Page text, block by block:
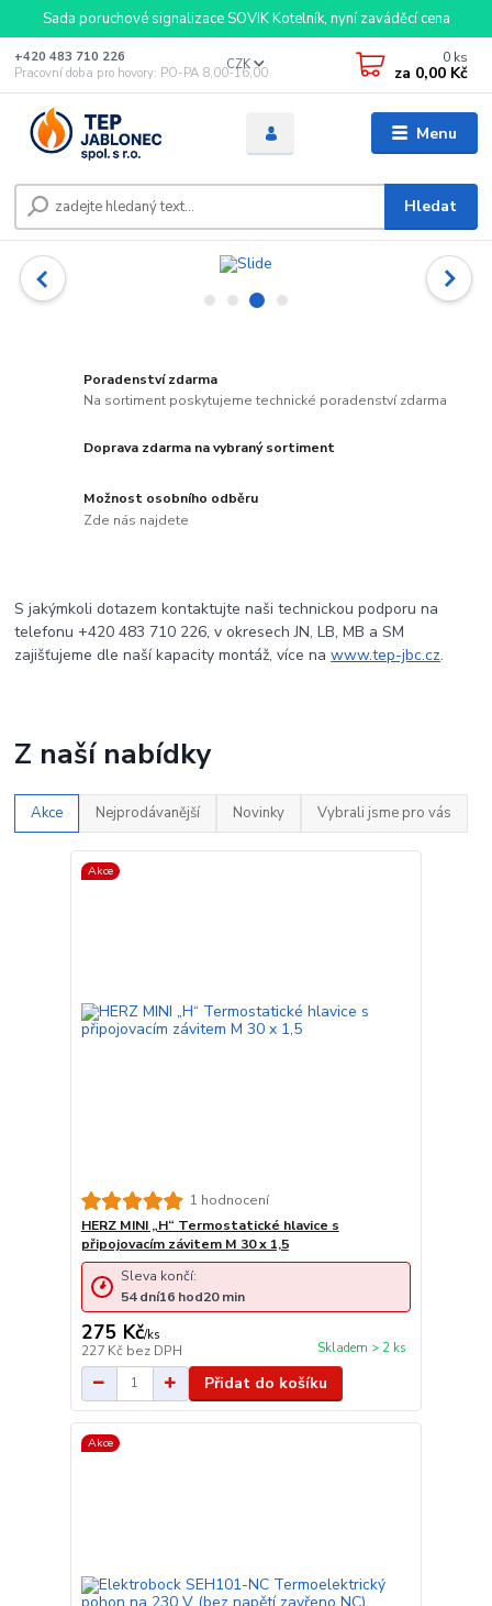
Sada poruchové signalizace SOVIK Kotelník, nyní zaváděcí cena
Menu
CZK
Hledat
+420 483 710 226
Pracovní doba pro hovory: PO-PA 8,00-16,00
0 ks
za 0,00 Kč
Poradenství zdarma
Na sortiment poskytujeme technické poradenství zdarma
Doprava zdarma na vybraný sortiment
Možnost osobního odběru
Zde nás najdete
S jakýmkoli dotazem kontaktujte naši technickou podporu na
telefonu +420 483 710 226, v okresech JN, LB, MB a SM
zajišťujeme dle naší kapacity montáž, více nawww.tep-jbc.cz.
Z naší nabídky
Akce Nejprodávanější Novinky Vybrali jsme pro vás
Akce
1 hodnocení
HERZ MINI „H“ Termostatické hlavice s
připojovacím závitem M 30 x 1,5
275 Kč/ks
227 Kč bez DPH Skladem > 2 ks
Sleva končí:
54 dní16 hod20min
Přidat do košíku
Akce